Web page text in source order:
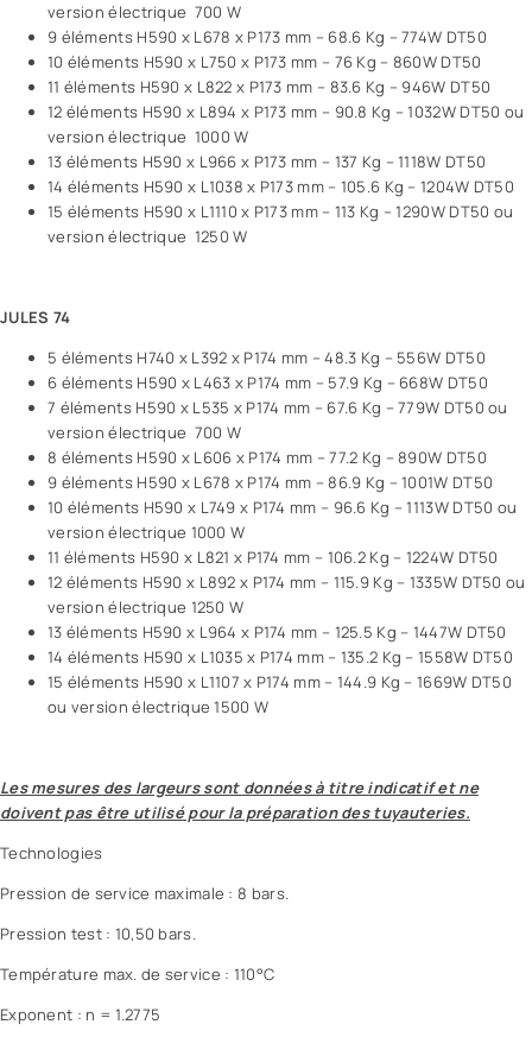
version électrique 700 W
9 éléments H590 x L678 x P173 mm – 68.6 Kg – 774W DT50
10 éléments H590 x L750 x P173 mm – 76 Kg – 860W DT50
11 éléments H590 x L822 x P173 mm – 83.6 Kg – 946W DT50
12 éléments H590 x L894 x P173 mm – 90.8 Kg – 1032W DT50 ou
version électrique 1000 W
13 éléments H590 x L966 x P173 mm – 137 Kg – 1118W DT50
14 éléments H590 x L1038 x P173 mm – 105.6 Kg – 1204W DT50
15 éléments H590 x L1110 x P173 mm – 113 Kg – 1290W DT50 ou
version électrique 1250 W
JULES 74
5 éléments H740 x L392 x P174 mm – 48.3 Kg – 556W DT50
6 éléments H590 x L463 x P174 mm – 57.9 Kg – 668W DT50
7 éléments H590 x L535 x P174 mm – 67.6 Kg – 779W DT50 ou
version électrique 700 W
8 éléments H590 x L606 x P174 mm – 77.2 Kg – 890W DT50
9 éléments H590 x L678 x P174 mm – 86.9 Kg – 1001W DT50
10 éléments H590 x L749 x P174 mm – 96.6 Kg – 1113W DT50 ou
version électrique 1000 W
11 éléments H590 x L821 x P174 mm – 106.2 Kg – 1224W DT50
12 éléments H590 x L892 x P174 mm – 115.9 Kg – 1335W DT50 ou
version électrique 1250 W
13 éléments H590 x L964 x P174 mm – 125.5 Kg – 1447W DT50
14 éléments H590 x L1035 x P174 mm – 135.2 Kg – 1558W DT50
15 éléments H590 x L1107 x P174 mm – 144.9 Kg – 1669W DT50
ou version électrique 1500 W
Les mesures des largeurs sont données à titre indicatif et ne
doivent pas être utilisé pour la préparation des tuyauteries.
Technologies
Pression de service maximale : 8 bars.
Pression test : 10,50 bars.
Température max. de service : 110°C
Exponent : n = 1.2775